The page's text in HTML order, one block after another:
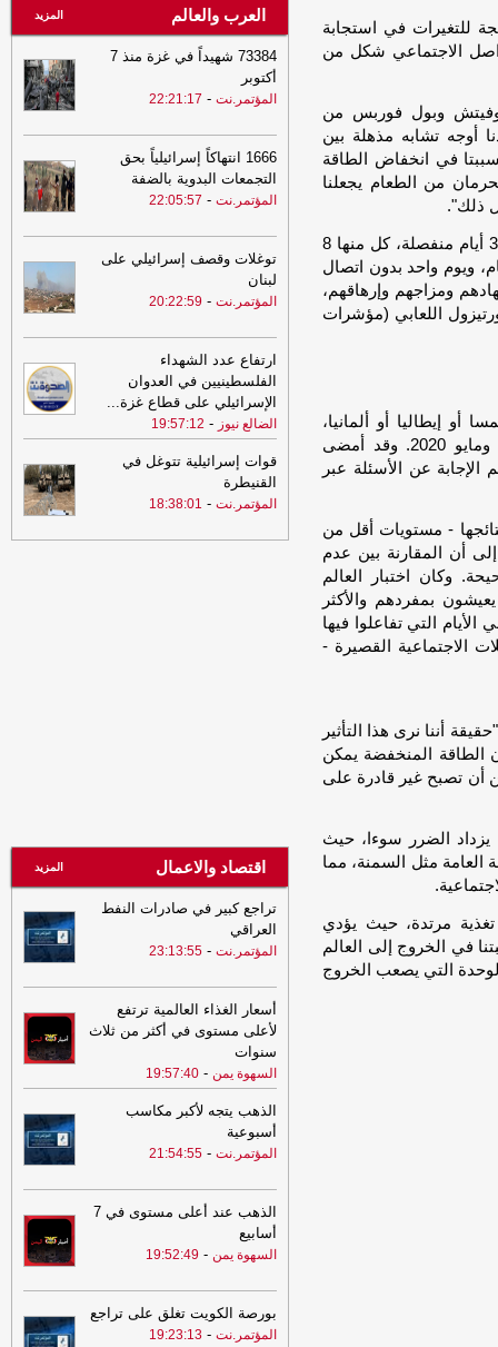
للتغيرات في استجابة
الاجتماعي شكل من
وبول فوربس من
أوجه تشابه مذهلة بين
في انخفاض الطاقة
من الطعام يجعلنا
ذلك".
وبالنسبة للدراسة المعملية، تم فحص 30 متطوعة خلال 3 أيام منفصلة، كل منها 8
ويوم واحد بدون اتصال
ومزاجهم وإرهاقهم،
اللعابي (مؤشرات
في النمسا أو إيطاليا أو ألمانيا،
وغطت فترات من إجراءات إغلاق كوفيد-19 بين أبريل ومايو 2020. وقد أمضى
الإجابة عن الأسئلة عبر
- مستويات أقل من
أن المقارنة بين عدم
وكان اختبار العالم
بمفردهم والأكثر
التي تفاعلوا فيها
الاجتماعية القصيرة -
أننا نرى هذا التأثير
الطاقة المنخفضة يمكن
أن تصبح غير قادرة على
الضرر سوءا، حيث
العامة مثل السمنة، مما
مرتدة، حيث يؤدي
في الخروج إلى العالم
التي يصعب الخروج
المؤتمر.نت
22:04
جرحى مدنيون بقصف للمرتزقة
في التعزية-المؤتمر.نت
21:49
مجلس الأمن.. تَناقُض غير مسبوق
21:13 فاجعة كبرى تهز ميسي
20:58
3 أعداء في منتصف العمر..
تجنّبوهم-المؤتمر.نت
20:53
النقل تحذر من مخاطر الهجمات
الحوثية على السفن والموانئ اليمنية-
الصهوة يمن
20:48
النقل تحذر من مخاطر الهجمات
الحوثية على السفن والموانئ اليمنية-
السهوة يمن
20:37
علامة واحدة تكشف جودة العسل
الطبيعي-المؤتمر.نت
20:21
1666 انتهاكاً إسرائيلياً بحق
التجمعات البدوية بالضفة-المؤتمر.نت
العرب والعالم المزيد
73384 شهيداً في غزة منذ 7
أكتوبر
المؤتمر.نت -
22:21:17
1666 انتهاكاً إسرائيلياً بحق
التجمعات البدوية بالضفة
المؤتمر.نت -
22:05:57
توغلات وقصف إسرائيلي على
لبنان
المؤتمر.نت -
20:22:59
ارتفاع عدد الشهداء
الفلسطينيين في العدوان
الإسرائيلي على قطاع غزة...
الضالع نيوز -
19:57:12
قوات إسرائيلية تتوغل في
القنيطرة
المؤتمر.نت -
18:38:01
اقتصاد والاعمال المزيد
تراجع كبير في صادرات النفط
العراقي
المؤتمر.نت -
23:13:55
أسعار الغذاء العالمية ترتفع
لأعلى مستوى في أكثر من ثلاث
سنوات
السهوة يمن -
19:57:40
الذهب يتجه لأكبر مكاسب
أسبوعية
المؤتمر.نت -
21:54:55
الذهب عند أعلى مستوى في 7
أسابيع
السهوة يمن -
19:52:49
بورصة الكويت تغلق على تراجع
المؤتمر.نت -
19:23:13